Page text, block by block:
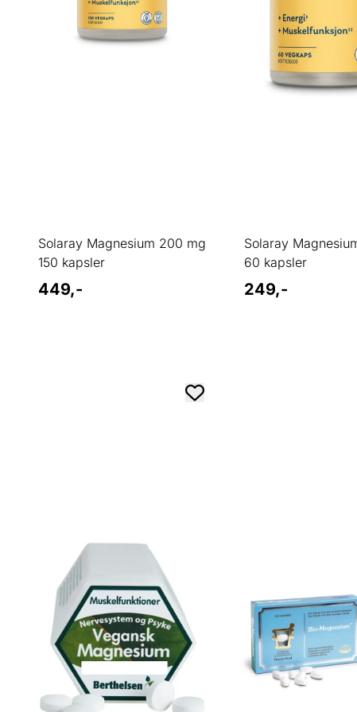
Solaray Magnesium 200 mg
150 kapsler
449,-
Solaray
60 kapsler
249,-